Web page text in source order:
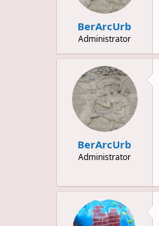
BerArcUrb
Administrator
BerArcUrb
Administrator